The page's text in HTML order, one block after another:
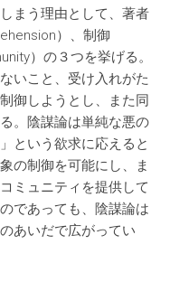
まう理由として、著者
）、制御
）の３つを挙げる。
いこと、受け入れがた
御しようとし、また同
。陰謀論は単純な悪の
という欲求に応えると
の制御を可能にし、ま
ミュニティを提供して
であっても、陰謀論は
あいだで広がってい